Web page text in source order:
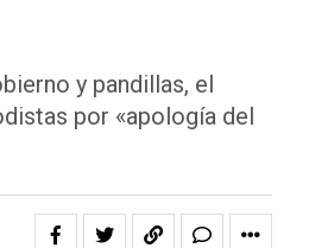
y pandillas, el
por «apología del